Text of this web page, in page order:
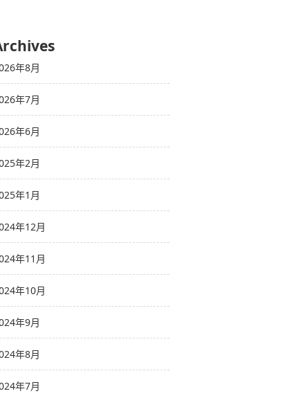
年8月
年7月
年6月
年2月
年1月
年12月
年11月
年10月
年9月
年8月
年7月